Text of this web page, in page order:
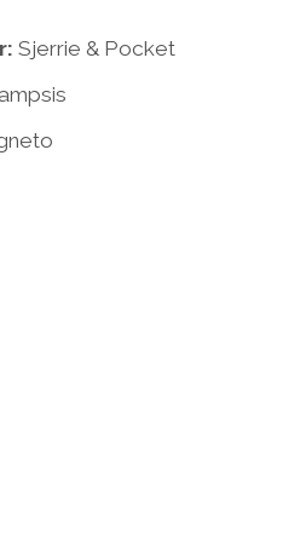
Sjerrie & Pocket